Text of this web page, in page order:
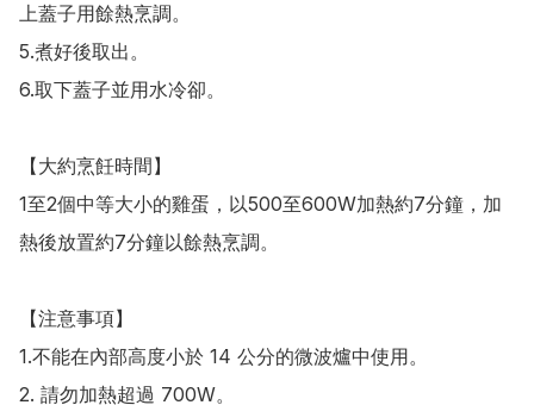
上蓋子用餘熱烹調。
5.煮好後取出。
6.取下蓋子並用水冷卻。
【大約烹飪時間】
1至2個中等大小的雞蛋，以500至600W加熱約7分鐘，加
熱後放置約7分鐘以餘熱烹調。
【注意事項】
1.不能在內部高度小於 14 公分的微波爐中使用。
2. 請勿加熱超過 700W。